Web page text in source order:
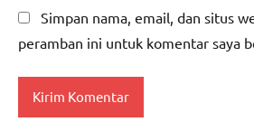
Simpan nama, email, dan situs
peramban ini untuk komentar saya